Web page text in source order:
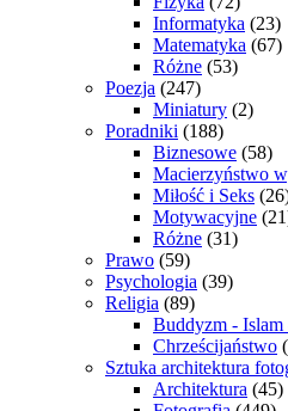
Informatyka (23)
Matematyka (67)
Różne (53)
Poezja (247)
Miniatury (2)
Poradniki (188)
Biznesowe (58)
Macierzyństwo
Miłość i Seks
Motywacyjne
Różne (31)
Prawo (59)
Psychologia (39)
Religia (89)
Buddyzm -
Chrześcijaństwo
Sztuka architektura
Architektura (45)